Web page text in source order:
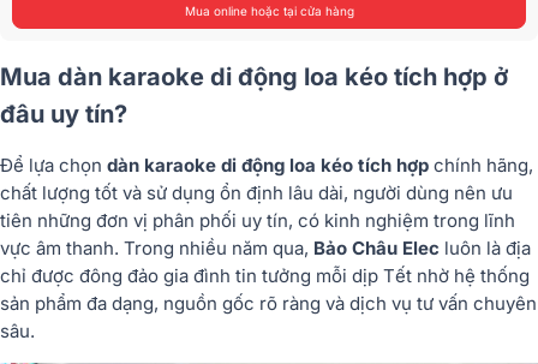
Mua online hoặc tại cửa hàng
Mua dàn karaoke di động loa kéo tích hợp ở
đâu uy tín?
Để lựa chọn dàn karaoke di động loa kéo tích hợp chính hãng,
chất lượng tốt và sử dụng ổn định lâu dài, người dùng nên ưu
tiên những đơn vị phân phối uy tín, có kinh nghiệm trong lĩnh
vực âm thanh. Trong nhiều năm qua, Bảo Châu Elec luôn là địa
chỉ được đông đảo gia đình tin tưởng mỗi dịp Tết nhờ hệ thống
sản phẩm đa dạng, nguồn gốc rõ ràng và dịch vụ tư vấn chuyên
sâu.